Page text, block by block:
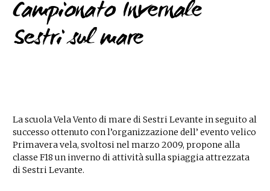
Campionato Invernale
Sestri sul mare
La scuola Vela Vento di mare di Sestri Levante in seguito al
successo ottenuto con l’organizzazione dell’ evento velico
Primavera vela, svoltosi nel marzo 2009, propone alla
classe F18 un inverno di attività sulla spiaggia attrezzata
di Sestri Levante.